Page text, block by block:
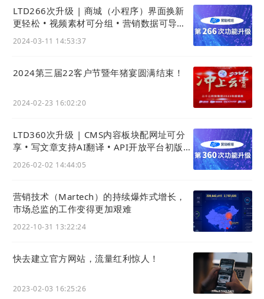
LTD266次升级 | 商城（小程序）界面换新
更轻松 • 视频素材可分组 • 营销数据可导出 •
2024-03-11 14:53:37
2024第三届22客户节暨年猪宴圆满结束！
2024-02-23 16:02:20
LTD360次升级 | CMS内容板块配网址可分
享 • 写文章支持AI翻译 • API开放平台初版上
2026-02-02 14:44:05
营销技术（Martech）的持续爆炸式增长，
市场总监的工作变得更加艰难
2022-10-31 13:22:24
快去建立官方网站，流量红利惊人！
2023-02-03 16:25:26